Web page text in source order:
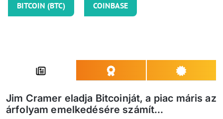
BITCOIN (BTC) COINBASE
Jim Cramer eladja Bitcoinját, a piac máris az
árfolyam emelkedésére számít...